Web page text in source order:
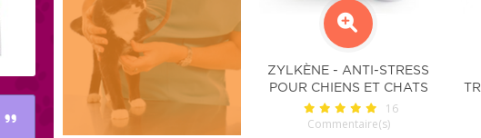
ZYLKÈNE - ANTI-STRESS
POUR CHIENS ET CHATS
16
Commentaire(s)